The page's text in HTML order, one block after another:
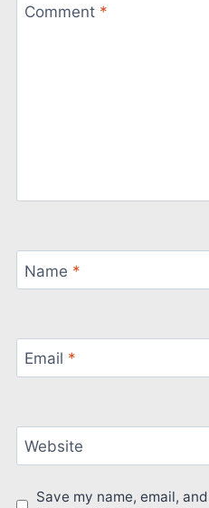
Comment *
Name *
Email *
Website
Save my name, email,